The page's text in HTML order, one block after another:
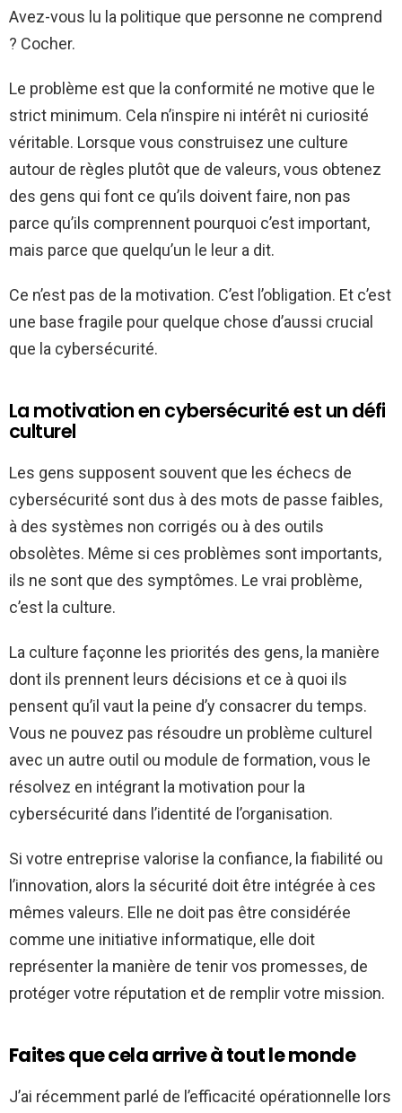
Avez-vous lu la politique que personne ne comprend
? Cocher.
Le problème est que la conformité ne motive que le
strict minimum. Cela n’inspire ni intérêt ni curiosité
véritable. Lorsque vous construisez une culture
autour de règles plutôt que de valeurs, vous obtenez
des gens qui font ce qu’ils doivent faire, non pas
parce qu’ils comprennent pourquoi c’est important,
mais parce que quelqu’un le leur a dit.
Ce n’est pas de la motivation. C’est l’obligation. Et c’est
une base fragile pour quelque chose d’aussi crucial
que la cybersécurité.
La motivation en cybersécurité est un défi
culturel
Les gens supposent souvent que les échecs de
cybersécurité sont dus à des mots de passe faibles,
à des systèmes non corrigés ou à des outils
obsolètes. Même si ces problèmes sont importants,
ils ne sont que des symptômes. Le vrai problème,
c’est la culture.
La culture façonne les priorités des gens, la manière
dont ils prennent leurs décisions et ce à quoi ils
pensent qu’il vaut la peine d’y consacrer du temps.
Vous ne pouvez pas résoudre un problème culturel
avec un autre outil ou module de formation, vous le
résolvez en intégrant la motivation pour la
cybersécurité dans l’identité de l’organisation.
Si votre entreprise valorise la confiance, la fiabilité ou
l’innovation, alors la sécurité doit être intégrée à ces
mêmes valeurs. Elle ne doit pas être considérée
comme une initiative informatique, elle doit
représenter la manière de tenir vos promesses, de
protéger votre réputation et de remplir votre mission.
Faites que cela arrive à tout le monde
J’ai récemment parlé de l’efficacité opérationnelle lors